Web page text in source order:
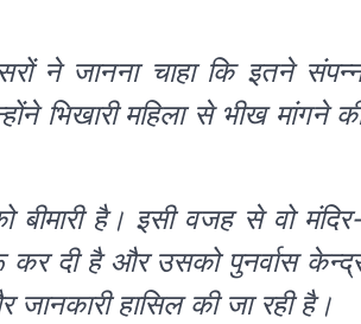
ने जानना चाहा कि इतने
भिखारी महिला से भीख मांगने
बीमारी है। इसी वजह से वो
दी है और उसको पुनर्वास
हासिल की जा रही है।